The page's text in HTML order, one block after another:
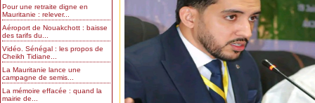
Pour une retraite digne en
Mauritanie : relever...
Aéroport de Nouakchott : baisse
des tarifs du...
Vidéo. Sénégal : les propos de
Cheikh Tidiane...
La Mauritanie lance une
campagne de semis...
La mémoire effacée : quand la
mairie de...